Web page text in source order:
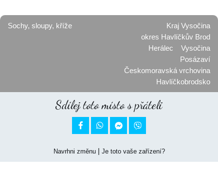
Sochy, sloupy, kříže
Kraj Vysočina
okres Havlíčkův Brod
Herálec
Vysočina
Posázaví
Českomoravská vrchovina
Havlíčkobrodsko
Sdílej toto místo s přáteli
 
Navrhni změnu| Je toto vaše zařízení?